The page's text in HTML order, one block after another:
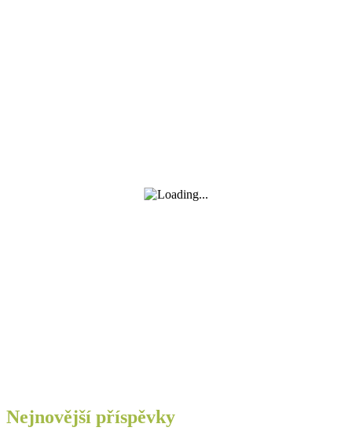
Nejnovější příspěvky